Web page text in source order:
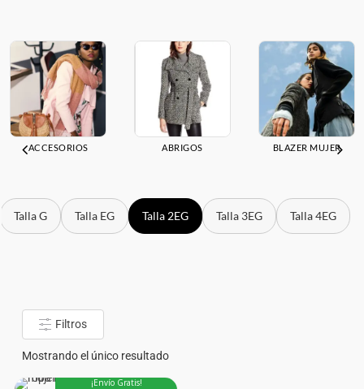
ACCESORIOS ABRIGOS BLAZER MUJER
Talla G Talla EG Talla 2EG Talla 3EG Talla 4EG
Filtros
Mostrando el único resultado
¡Envío Gratis!